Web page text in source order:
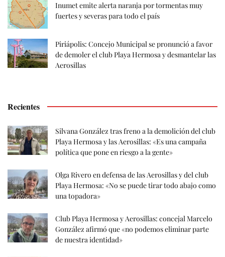
Inumet emite alerta naranja por tormentas muy
fuertes y severas para todo el país
Piriápolis: Concejo Municipal se pronunció a favor
de demoler el club Playa Hermosa y desmantelar las
Aerosillas
Recientes
Silvana González tras freno a la demolición del club
Playa Hermosa y las Aerosillas: «Es una campaña
política que pone en riesgo a la gente»
Olga Rivero en defensa de las Aerosillas y del club
Playa Hermosa: «No se puede tirar todo abajo como
una topadora»
Club Playa Hermosa y Aerosillas: concejal Marcelo
González afirmó que «no podemos eliminar parte
de nuestra identidad»